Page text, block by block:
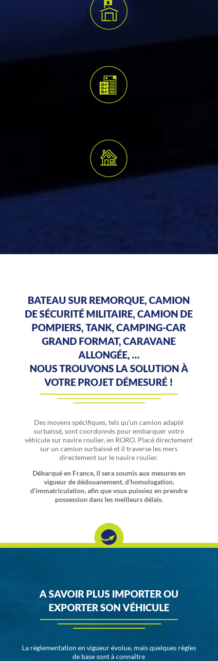
BATEAU SUR REMORQUE, CAMION
DE SÉCURITÉ MILITAIRE, CAMION DE
POMPIERS, TANK, CAMPING-CAR
GRAND FORMAT, CARAVANE
ALLONGÉE, …
NOUS TROUVONS LA SOLUTION À
VOTRE PROJET DÉMESURÉ !
Des moyens spécifiques, tels qu’un camion adapté
surbaissé, sont coordonnés pour embarquer votre
véhicule sur navire roulier, en RORO. Placé directement
sur un camion surbaissé et il traverse les mers
directement sur le navire roulier.
Débarqué en France, il sera soumis aux mesures en
vigueur de dédouanement, d’homologation,
d’immatriculation, afin que vous puissiez en prendre
possession dans les meilleurs délais.
A SAVOIR PLUS IMPORTER OU
EXPORTER SON VÉHICULE
La réglementation en vigueur évolue, mais quelques règles
de base sont à connaître